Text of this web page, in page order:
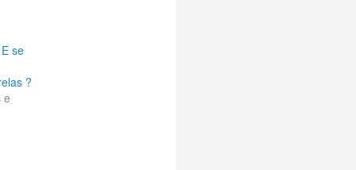
se
?
e